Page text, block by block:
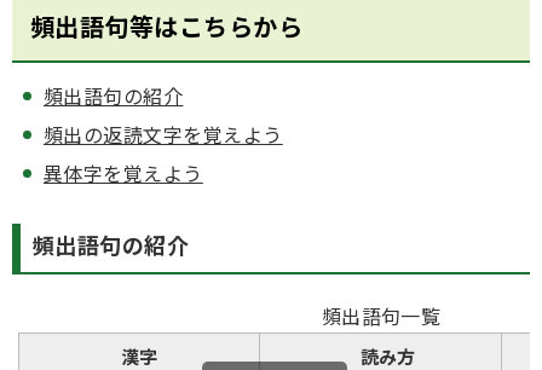
頻出語句等はこちらから
頻出語句の紹介
頻出の返読文字を覚えよう
異体字を覚えよう
頻出語句の紹介
頻出語句一覧
漢字
読み方